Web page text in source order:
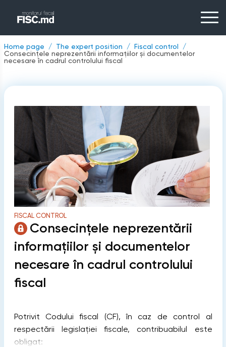
Home page The expert position
Fiscal control
Consecințele neprezentării informațiilor și documentelor
necesare în cadrul controlului fiscal
FISCAL CONTROL
Consecințele neprezentării
informațiilor și documentelor
necesare în cadrul controlului
fiscal
Potrivit Codului fiscal (CF), în caz de control al
respectării legislației fiscale, contribuabilul este
obligat: